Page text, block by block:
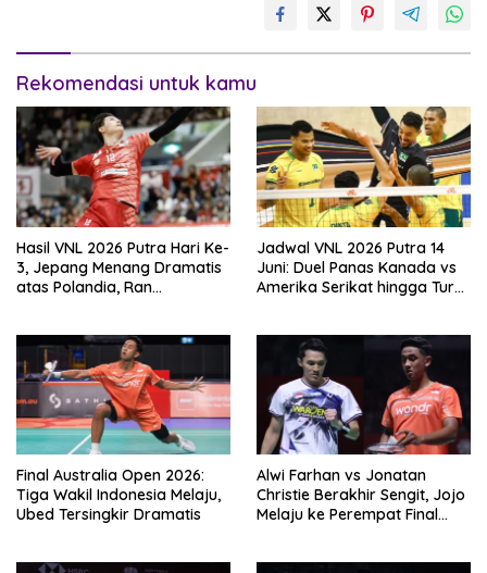
Rekomendasi untuk kamu
Hasil VNL 2026 Putra Hari Ke-
3, Jepang Menang Dramatis
atas Polandia, Ran
Jadwal VNL 2026 Putra 14
Juni: Duel Panas Kanada vs
Amerika Serikat hingga Turki
Final Australia Open 2026:
Tiga Wakil Indonesia Melaju,
Ubed Tersingkir Dramatis
Alwi Farhan vs Jonatan
Christie Berakhir Sengit, Jojo
Melaju ke Perempat Final